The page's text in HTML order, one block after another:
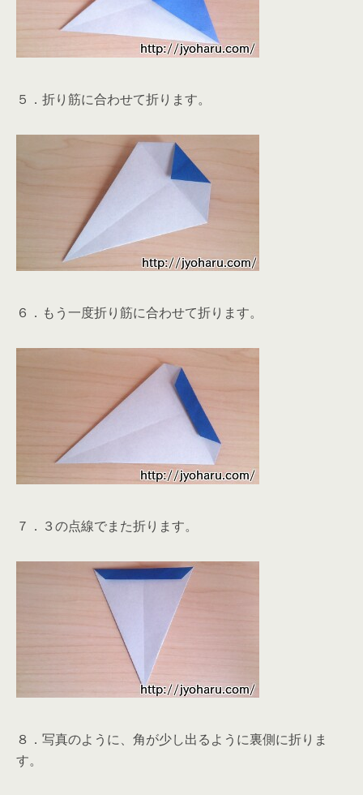
５．折り筋に合わせて折ります。
６．もう一度折り筋に合わせて折ります。
７．３の点線でまた折ります。
８．写真のように、角が少し出るように裏側に折りま
す。